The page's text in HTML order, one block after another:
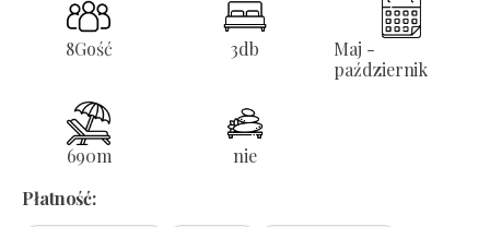
8Gość 3db
Maj -
październik
690m
nie
Płatność: